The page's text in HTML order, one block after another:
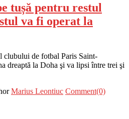
tușă pentru restul
va fi operat la
clubului de fotbal Paris Saint-
dreaptă la Doha şi va lipsi între trei şi
Marius Leontiuc Comment(0)